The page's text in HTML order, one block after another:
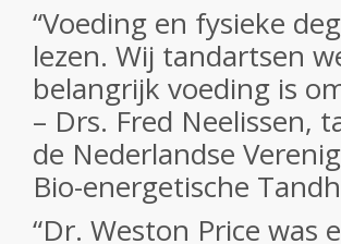
“Voeding en fysieke
lezen. Wij tandartsen
belangrijk voeding is
– Drs. Fred Neelissen,
de Nederlandse
Bio-energetische
“Dr. Weston Price was